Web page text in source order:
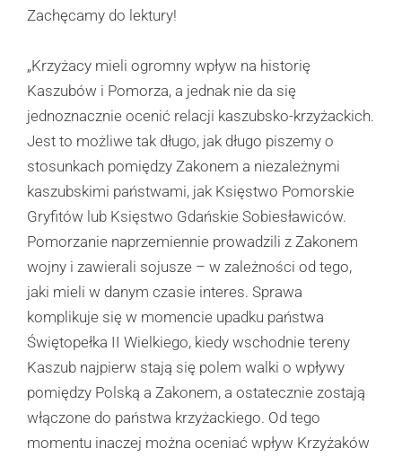
Zachęcamy do lektury!
„Krzyżacy mieli ogromny wpływ na historię
Kaszubów i Pomorza, a jednak nie da się
jednoznacznie ocenić relacji kaszubsko-krzyżackich.
Jest to możliwe tak długo, jak długo piszemy o
stosunkach pomiędzy Zakonem a niezależnymi
kaszubskimi państwami, jak Księstwo Pomorskie
Gryfitów lub Księstwo Gdańskie Sobiesławiców.
Pomorzanie naprzemiennie prowadzili z Zakonem
wojny i zawierali sojusze – w zależności od tego,
jaki mieli w danym czasie interes. Sprawa
komplikuje się w momencie upadku państwa
Świętopełka II Wielkiego, kiedy wschodnie tereny
Kaszub najpierw stają się polem walki o wpływy
pomiędzy Polską a Zakonem, a ostatecznie zostają
włączone do państwa krzyżackiego. Od tego
momentu inaczej można oceniać wpływ Krzyżaków